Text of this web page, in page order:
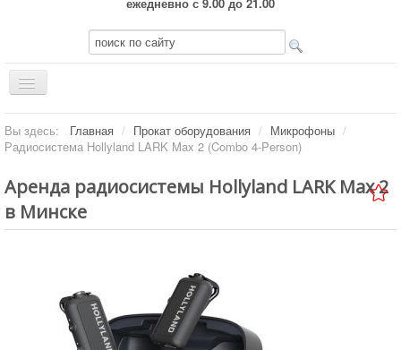
Включить/
Главная
Прокат оборудования
Аренда студии
Услуги
Вы здесь: Главная / Прокат оборудования / Микрофоны /
Радиосистема Hollyland LARK Max 2 (Combo 4-Person)
Аренда радиосистемы Hollyland LARK Max 2
в Минске